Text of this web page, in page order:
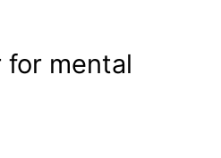
mental